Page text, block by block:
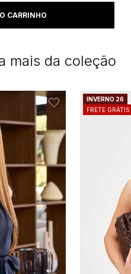
mais da coleção
INVERNO 26
FRETE GRÁTIS